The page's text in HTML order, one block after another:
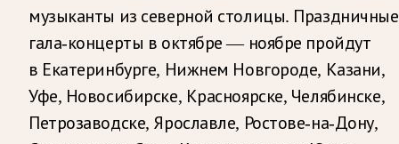
музыканты из северной столицы. Праздничные
гала-концерты в октябре — ноябре пройдут
в Екатеринбурге, Нижнем Новгороде, Казани,
Уфе, Новосибирске, Красноярске, Челябинске,
Петрозаводске, Ярославле, Ростове-на-Дону,